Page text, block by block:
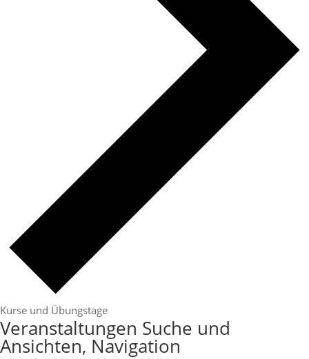
Kurse und Übungstage
Veranstaltungen
Veranstaltungen Suche und
Ansichten, Navigation